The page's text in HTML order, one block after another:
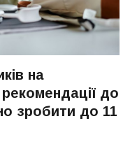
на
до
зробити до 11